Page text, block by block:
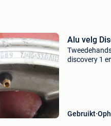
discovery 1
Gebruikt